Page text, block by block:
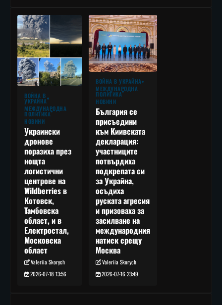
ВОЙНА В
УКРАЙНА
МЕЖДУНАРОДНА
ПОЛИТИКА
НОВИНИ
Украински
дронове
поразиха през
нощта
логистични
центрове на
Wildberries в
Котовск,
Тамбовска
област, и в
Електростал,
Московска
област
Valeriia Skorych
2026-07-18 13:56
ВОЙНА В УКРАЙНА
МЕЖДУНАРОДНА
ПОЛИТИКА
НОВИНИ
България се
присъедини
към Киивската
декларация:
участниците
потвърдиха
подкрепата си
за Украйна,
осъдиха
руската агресия
и призоваха за
засилване на
международния
натиск срещу
Москва
Valeriia Skorych
2026-07-16 23:49